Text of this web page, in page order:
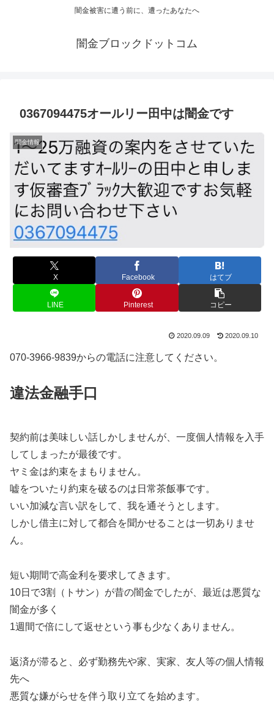
闇金被害に遭う前に、遭ったあなたへ
闇金ブロックドットコム
0367094475オールリー田中は闇金です
闇金情報
X Facebook はてブ
LINE Pinterest コピー
2020.09.09 2020.09.10
070-3966-9839からの電話に注意してください。
違法金融手口
契約前は美味しい話しかしませんが、一度個人情報を入手
してしまったが最後です。
ヤミ金は約束をまもりません。
嘘をついたり約束を破るのは日常茶飯事です。
いい加減な言い訳をして、我を通そうとします。
しかし借主に対して都合を聞かせることは一切ありませ
ん。
短い期間で高金利を要求してきます。
10日で3割（トサン）が昔の闇金でしたが、最近は悪質な
闇金が多く
1週間で倍にして返せという事も少なくありません。
返済が滞ると、必ず勤務先や家、実家、友人等の個人情報
先へ
悪質な嫌がらせを伴う取り立てを始めます。